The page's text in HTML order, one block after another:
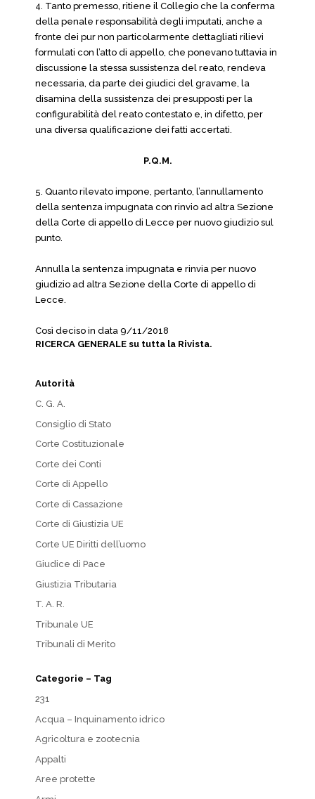
4. Tanto premesso, ritiene il Collegio che la conferma
della penale responsabilità degli imputati, anche a
fronte dei pur non particolarmente dettagliati rilievi
formulati con l’atto di appello, che ponevano tuttavia in
discussione la stessa sussistenza del reato, rendeva
necessaria, da parte dei giudici del gravame, la
disamina della sussistenza dei presupposti per la
configurabilità del reato contestato e, in difetto, per
una diversa qualificazione dei fatti accertati.
P.Q.M.
5. Quanto rilevato impone, pertanto, l’annullamento
della sentenza impugnata con rinvio ad altra Sezione
della Corte di appello di Lecce per nuovo giudizio sul
punto.
Annulla la sentenza impugnata e rinvia per nuovo
giudizio ad altra Sezione della Corte di appello di
Lecce.
Così deciso in data 9/11/2018
RICERCA GENERALE su tutta la Rivista.
Autorità
C. G. A.
Consiglio di Stato
Corte Costituzionale
Corte dei Conti
Corte di Appello
Corte di Cassazione
Corte di Giustizia UE
Corte UE Diritti dell’uomo
Giudice di Pace
Giustizia Tributaria
T. A. R.
Tribunale UE
Tribunali di Merito
Categorie – Tag
231
Acqua – Inquinamento idrico
Agricoltura e zootecnia
Appalti
Aree protette